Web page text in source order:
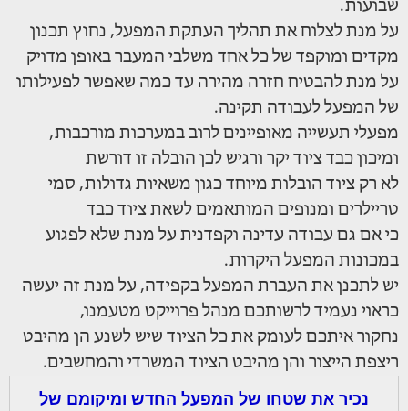
שבועות.
על מנת לצלוח את תהליך העתקת המפעל, נחוץ תכנון
מקדים ומוקפד של כל אחד משלבי המעבר באופן מדויק
על מנת להבטיח חזרה מהירה עד כמה שאפשר לפעילותו
של המפעל לעבודה תקינה.
מפעלי תעשייה מאופיינים לרוב במערכות מורכבות,
ומיכון כבד ציוד יקר ורגיש לכן הובלה זו דורשת
לא רק ציוד הובלות מיוחד כגון משאיות גדולות, סמי
טריילרים ומנופים המותאמים לשאת ציוד כבד
כי אם גם עבודה עדינה וקפדנית על מנת שלא לפגוע
במכונות המפעל היקרות.
יש לתכנן את העברת המפעל בקפידה, על מנת זה יעשה
כראוי נעמיד לרשותכם מנהל פרוייקט מטעמנו,
נחקור איתכם לעומק את כל הציוד שיש לשנע הן מהיבט
ריצפת הייצור והן מהיבט הציוד המשרדי והמחשבים.
נכיר את שטחו של המפעל החדש ומיקומם של